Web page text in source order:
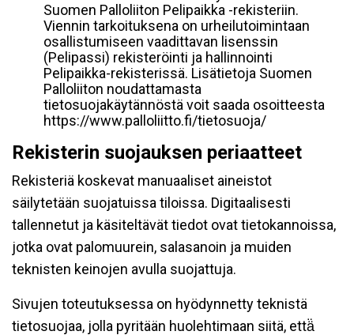
Suomen Palloliiton Pelipaikka -rekisteriin.
Viennin tarkoituksena on urheilutoimintaan
osallistumiseen vaadittavan lisenssin
(Pelipassi) rekisteröinti ja hallinnointi
Pelipaikka-rekisterissä. Lisätietoja Suomen
Palloliiton noudattamasta
tietosuojakäytännöstä voit saada osoitteesta
https://www.palloliitto.fi/tietosuoja/
Rekisterin suojauksen periaatteet
Rekisteriä koskevat manuaaliset aineistot
säilytetään suojatuissa tiloissa. Digitaalisesti
tallennetut ja käsiteltävät tiedot ovat tietokannoissa,
jotka ovat palomuurein, salasanoin ja muiden
teknisten keinojen avulla suojattuja.
Sivujen toteutuksessa on hyödynnetty teknistä
tietosuojaa, jolla pyritään huolehtimaan siitä, että̈